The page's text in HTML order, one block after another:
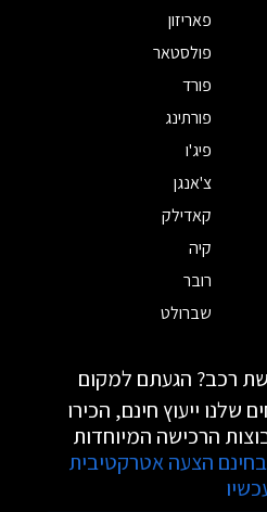
פאריזון
פולסטאר
פורד
פורתינג
פיג'ו
צ'אנגן
קאדילק
קיה
רובר
שברולט
רכב? הגעתם למקום
שלנו ייעוץ חינם, הכירו
הרכישה המיוחדות
הצעה אטרקטיבית